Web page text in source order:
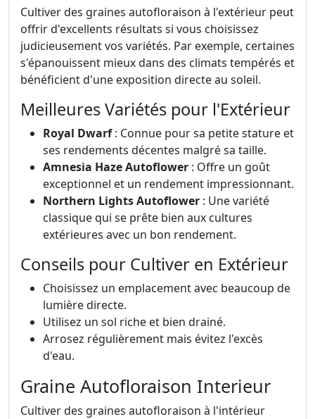
Cultiver des graines autofloraison à l'extérieur peut
offrir d'excellents résultats si vous choisissez
judicieusement vos variétés. Par exemple, certaines
s'épanouissent mieux dans des climats tempérés et
bénéficient d'une exposition directe au soleil.
Meilleures Variétés pour l'Extérieur
Royal Dwarf: Connue pour sa petite stature et
ses rendements décentes malgré sa taille.
Amnesia Haze Autoflower : Offre un goût
exceptionnel et un rendement impressionnant.
Northern Lights Autoflower : Une variété
classique qui se prête bien aux cultures
extérieures avec un bon rendement.
Conseils pour Cultiver en Extérieur
Choisissez un emplacement avec beaucoup de
lumière directe.
Utilisez un sol riche et bien drainé.
Arrosez régulièrement mais évitez l'excès
d'eau.
Graine Autofloraison Interieur
Cultiver des graines autofloraison à l'intérieur